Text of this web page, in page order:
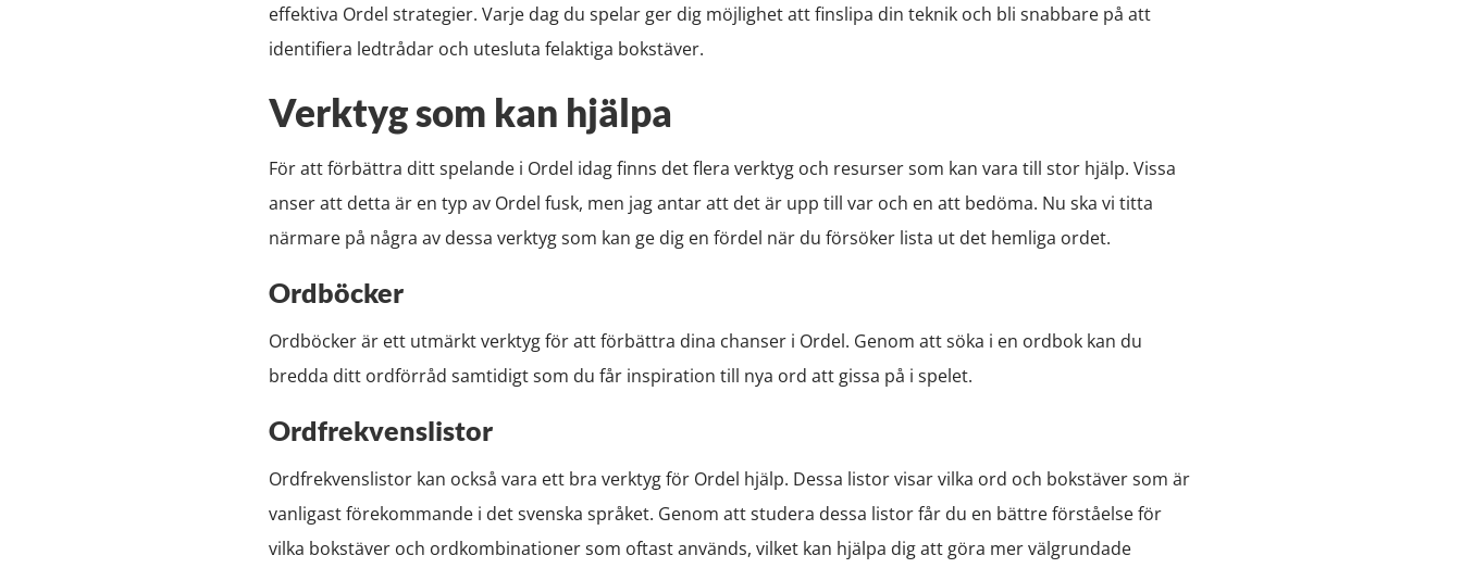
effektiva Ordel strategier. Varje dag du spelar ger dig möjlighet att finslipa din teknik och bli snabbare på att
identifiera ledtrådar och utesluta felaktiga bokstäver.
Verktyg som kan hjälpa
För att förbättra ditt spelande i Ordel idag finns det flera verktyg och resurser som kan vara till stor hjälp. Vissa
anser att detta är en typ av Ordel fusk, men jag antar att det är upp till var och en att bedöma. Nu ska vi titta
närmare på några av dessa verktyg som kan ge dig en fördel när du försöker lista ut det hemliga ordet.
Ordböcker
Ordböcker är ett utmärkt verktyg för att förbättra dina chanser i Ordel. Genom att söka i en ordbok kan du
bredda ditt ordförråd samtidigt som du får inspiration till nya ord att gissa på i spelet.
Ordfrekvenslistor
Ordfrekvenslistor kan också vara ett bra verktyg för Ordel hjälp. Dessa listor visar vilka ord och bokstäver som är
vanligast förekommande i det svenska språket. Genom att studera dessa listor får du en bättre förståelse för
vilka bokstäver och ordkombinationer som oftast används, vilket kan hjälpa dig att göra mer välgrundade